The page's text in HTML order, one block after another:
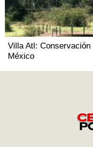
Villa Atl:
México